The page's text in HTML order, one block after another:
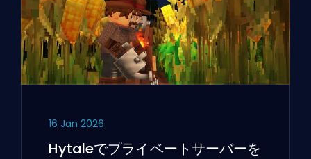
16 Jan 2026
Hytaleでプライベートサーバーを